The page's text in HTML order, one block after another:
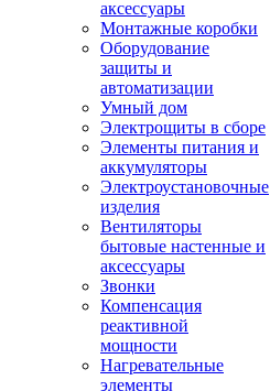
аксессуары
Монтажные коробки
Оборудование
защиты и
автоматизации
Умный дом
Электрощиты в сборе
Элементы питания и
аккумуляторы
Электроустановочные
изделия
Вентиляторы
бытовые настенные и
аксессуары
Звонки
Компенсация
реактивной
мощности
Нагревательные
элементы